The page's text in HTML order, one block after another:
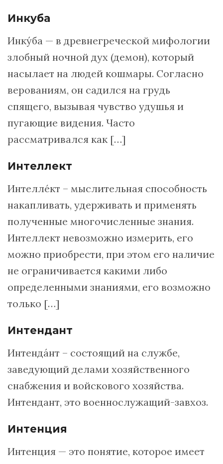
Инкуба
Инку́ба — в древнегреческой мифологии
злобный ночной дух (демон), который
насылает на людей кошмары. Согласно
верованиям, он садился на грудь
спящего, вызывая чувство удушья и
пугающие видения. Часто
рассматривался как […]
Интеллект
Интеллéкт – мыслительная способность
накапливать, удерживать и применять
полученные многочисленные знания.
Интеллект невозможно измерить, его
можно приобрести, при этом его наличие
не ограничивается какими либо
определенными знаниями, его возможно
только […]
Интендант
Интендáнт – состоящий на службе,
заведующий делами хозяйственного
снабжения и войскового хозяйства.
Интендант, это военнослужащий-завхоз.
Интенция
Интенция — это понятие, которое имеет